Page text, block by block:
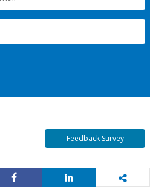
Feedback Survey